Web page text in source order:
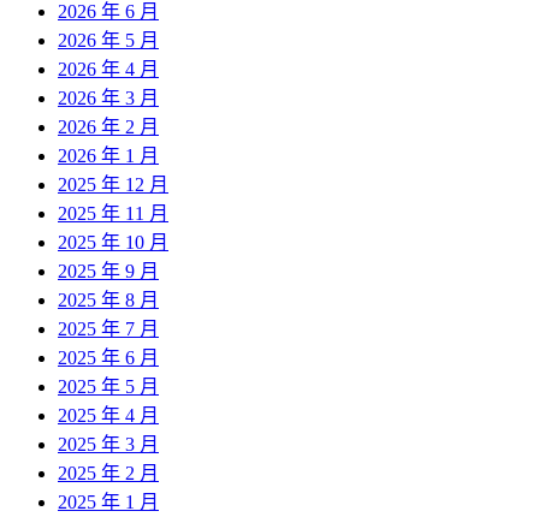
2026 年 6 月
2026 年 5 月
2026 年 4 月
2026 年 3 月
2026 年 2 月
2026 年 1 月
2025 年 12 月
2025 年 11 月
2025 年 10 月
2025 年 9 月
2025 年 8 月
2025 年 7 月
2025 年 6 月
2025 年 5 月
2025 年 4 月
2025 年 3 月
2025 年 2 月
2025 年 1 月